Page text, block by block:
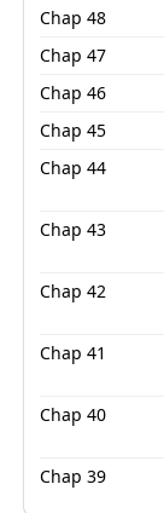
Chap 48
Chap 47
Chap 46
Chap 45
Chap 44
Chap 43
Chap 42
Chap 41
Chap 40
Chap 39